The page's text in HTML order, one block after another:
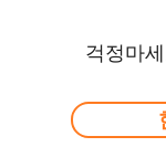
걱정마